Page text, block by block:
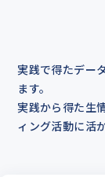
実践で得たデー
ます。
実践から得た生
ィング活動に活